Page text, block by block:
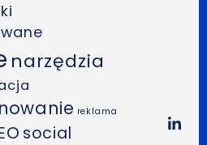
narzędzia
reklama
social